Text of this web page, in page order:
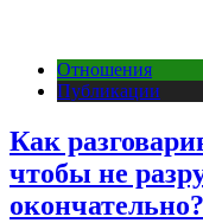
Отношения
Публикации
Как
чтобы не
окончательно?